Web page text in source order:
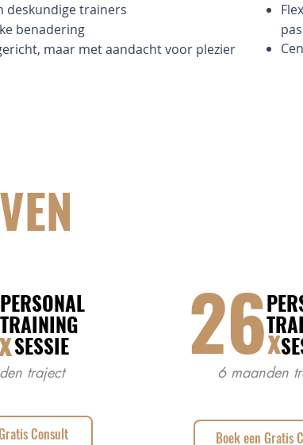
deskundige trainers
benadering
maar met aandacht voor plezier
PERSONAL
TRAINING
SESSIE
x
traject
Consult
26x
6 maanden
Boek een Gratis